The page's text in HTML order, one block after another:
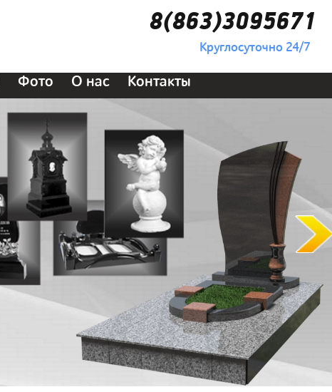
8(863)3095671
Круглосуточно 24/7
Фото О нас Контакты